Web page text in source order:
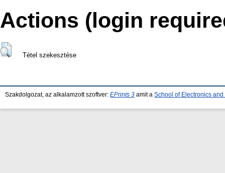
Actions (login
Tétel szekesztése
Szakdolgozat, az alkalamzott szoftver: EPrints 3 amit a School of Electronics